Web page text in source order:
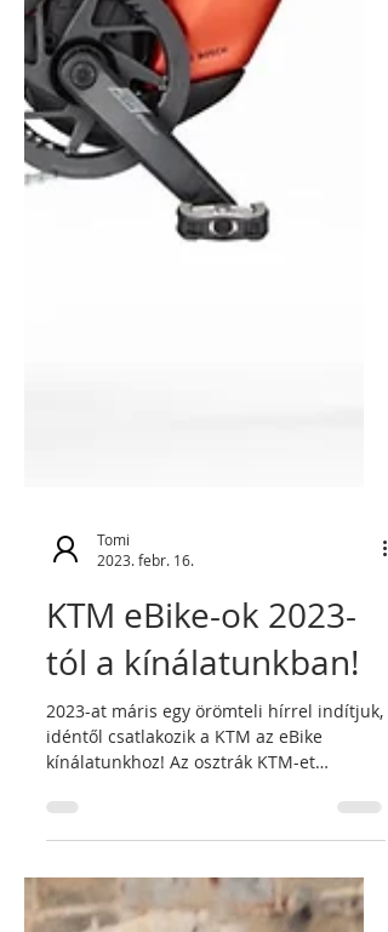
2023. febr. 16.
KTM eBike-ok 2023-
tól a kínálatunkban!
2023-at máris egy örömteli hírrel indítjuk,
kínálatunkhoz! Az osztrák KTM-et